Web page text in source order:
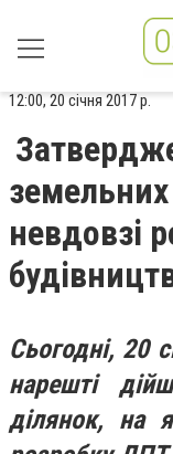
12:00, 20 січня 2017 р.
невдовзі
Сьогодні, 20
нарешті
ділянок, на